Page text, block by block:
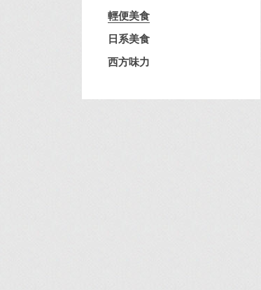
輕便美食
日系美食
西方味力